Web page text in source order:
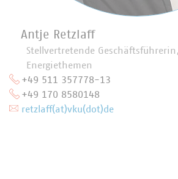
Antje Retzlaff
Stellvertretende
Energiethemen
+49 511 357778-13
+49 170 8580148
retzlaff(at)vku(dot)de